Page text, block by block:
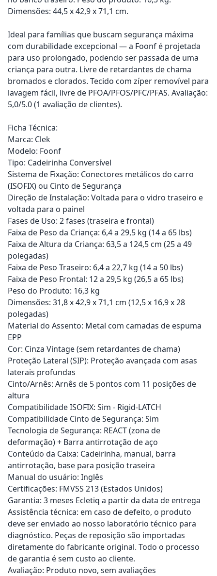
Dimensões: 44,5 x 42,9 x 71,1 cm.
Ideal para famílias que buscam segurança máxima
com durabilidade excepcional — a Foonf é projetada
para uso prolongado, podendo ser passada de uma
criança para outra. Livre de retardantes de chama
bromados e clorados. Tecido com zíper removível para
lavagem fácil, livre de PFOA/PFOS/PFC/PFAS. Avaliação:
5,0/5.0 (1 avaliação de clientes).
Ficha Técnica:
Marca: Clek
Modelo: Foonf
Tipo: Cadeirinha Conversível
Sistema de Fixação: Conectores metálicos do carro
(ISOFIX) ou Cinto de Segurança
Direção de Instalação: Voltada para o vidro traseiro e
voltada para o painel
Fases de Uso: 2 fases (traseira e frontal)
Faixa de Peso da Criança: 6,4 a 29,5 kg (14 a 65 lbs)
Faixa de Altura da Criança: 63,5 a 124,5 cm (25 a 49
polegadas)
Faixa de Peso Traseiro: 6,4 a 22,7 kg (14 a 50 lbs)
Faixa de Peso Frontal: 12 a 29,5 kg (26,5 a 65 lbs)
Peso do Produto: 16,3 kg
Dimensões: 31,8 x 42,9 x 71,1 cm (12,5 x 16,9 x 28
polegadas)
Material do Assento: Metal com camadas de espuma
EPP
Cor: Cinza Vintage (sem retardantes de chama)
Proteção Lateral (SIP): Proteção avançada com asas
laterais profundas
Cinto/Arnês: Arnês de 5 pontos com 11 posições de
altura
Compatibilidade ISOFIX: Sim - Rigid-LATCH
Compatibilidade Cinto de Segurança: Sim
Tecnologia de Segurança: REACT (zona de
deformação) + Barra antirrotação de aço
Conteúdo da Caixa: Cadeirinha, manual, barra
antirrotação, base para posição traseira
Manual do usuário: Inglês
Certificações: FMVSS 213 (Estados Unidos)
Garantia: 3 meses Ecletiq a partir da data de entrega
Assistência técnica: em caso de defeito, o produto
deve ser enviado ao nosso laboratório técnico para
diagnóstico. Peças de reposição são importadas
diretamente do fabricante original. Todo o processo
de garantia é sem custo ao cliente.
Avaliação: Produto novo, sem avaliações